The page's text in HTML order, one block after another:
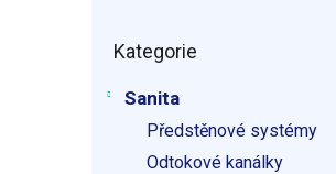
kategorie
Kategorie
Sanita
Předstěnové systémy
Odtokové kanálky